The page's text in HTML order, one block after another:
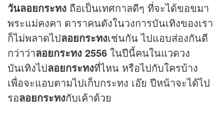
วันลอยกระทง ถือเป็นเทศกาลดีๆ ที่จะได้ขอขมา
พระแม่คงคา ดาราคนดังในวงการบันเทิงของเรา
ก็ไม่พลาดไปลอยกระทงเช่นกัน ไปแอบส่องกันดี
กว่าว่าลอยกระทง 2556 ในปีนี้คนในแวดวง
บันเทิงไปลอยกระทงที่ไหน หรือไปกับใครบ้าง
เพื่อจะแอบตามไปเก็บกระทง เอ๊ย ปีหน้าจะได้ไป
รอลอยกระทงกับเค้าด้วย